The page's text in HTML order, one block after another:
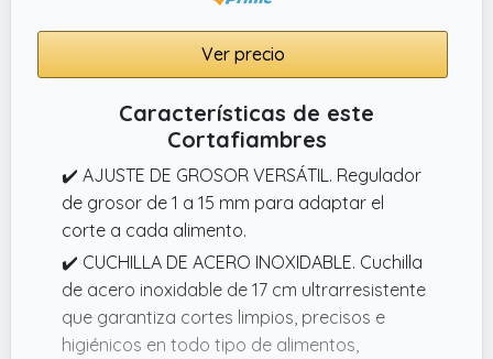
Ver precio
Características de este
Cortafiambres
✔️ AJUSTE DE GROSOR VERSÁTIL. Regulador
de grosor de 1 a 15 mm para adaptar el
corte a cada alimento.
✔️ CUCHILLA DE ACERO INOXIDABLE. Cuchilla
de acero inoxidable de 17 cm ultrarresistente
que garantiza cortes limpios, precisos e
higiénicos en todo tipo de alimentos,